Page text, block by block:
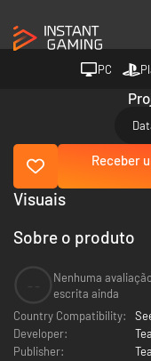
PC
Receber
Sobre o produto
Nenhuma
escrita ainda
Country Compatibility:
Developer:
Publisher:
Visuais